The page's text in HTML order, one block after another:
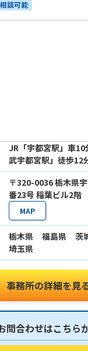
談可能
JR「宇都宮駅」車
武宇都宮駅」徒歩12
〒320-0036 栃木県
番23号 稲葉ビル2階
MAP
栃木県 福島県 茨
埼玉県
事務所の詳細を見
問合わせはこちら